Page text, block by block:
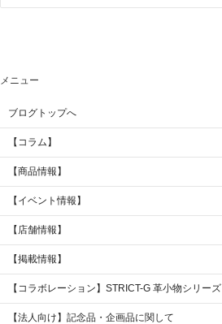
メニュー
ブログトップへ
【コラム】
【商品情報】
【イベント情報】
【店舗情報】
【掲載情報】
【コラボレーション】STRICT-G 革小物シリーズ
【法人向け】記念品・企画品に関して